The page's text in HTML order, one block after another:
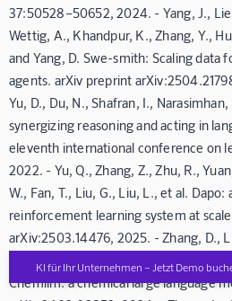
KI für Ihr Unternehmen – Jetzt Demo
Mindverse Support
Online · KI-Assistent
37:50528–50652, 2024. - Yang, J.,
Wettig, A., Khandpur, K., Zhang, Y.,
and Yang, D. Swe-smith: Scaling data
agents. arXiv preprint
Yu, D., Du, N., Shafran, I., Narasimhan,
synergizing reasoning and acting in
eleventh international conference on
2022. - Yu, Q., Zhang, Z., Zhu, R.,
W., Fan, T., Liu, G., Liu, L., et al.
reinforcement learning system at
arXiv:2503.14476, 2025. - Zhang, D.,
Yan, H., Yan, Y., Li, J., Huang, W., Yue,
Chemllm: a chemical large language